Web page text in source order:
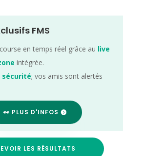
FMS
en temps réel grâce au live
intégrée.
sécurité; vos amis sont alertés
👀 PLUS D'INFOS
LES RÉSULTATS